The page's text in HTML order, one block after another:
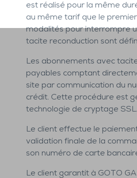
est réalisé pour la même
au même tarif que le premier
modalités pour interrompre
tacite reconduction sont
Les abonnements avec
payables comptant
site par communication du
crédit. Cette procédure est
technologie de cryptage SSL.
Le client effectue le
validation finale de la
son numéro de carte
Le client garantit à GOTO